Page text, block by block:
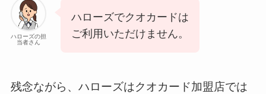
ハローズの担
当者さん
ハローズでクオカードは
ご利用いただけません。
残念ながら、ハローズはクオカード加盟店では